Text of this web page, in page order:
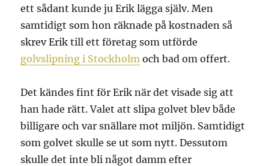
ett sådant kunde ju Erik lägga själv. Men
samtidigt som hon räknade på kostnaden så
skrev Erik till ett företag som utförde
golvslipning i Stockholm och bad om offert.
Det kändes fint för Erik när det visade sig att
han hade rätt. Valet att slipa golvet blev både
billigare och var snällare mot miljön. Samtidigt
som golvet skulle se ut som nytt. Dessutom
skulle det inte bli något damm efter